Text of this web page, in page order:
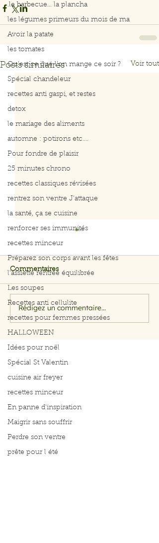
.le barbecue... la plancha
les légumes primeurs du mois de ma
Avoir la patate
les tomates
Qu’est ce que l’on mange ce soir ?
Spécial chandeleur
recettes anti gaspi, et restes
detox
le mariage des aliments
automne : potirons etc....
Pour fondre de plaisir
25 minutes chrono
recettes classiques révisées
rentrez son ventre J'attaque
la santé, ça se cuisine
renforcer ses immunités
recettes minceur
Préparez son corps avant les fêtes
l'assiette rentrée équilibrée
Les soupes
Recettes anti cellulite
recettes pour femmes pressées
HALLOWEEN
Idées pour noël
Spécial St Valentin
cuisine air freyer
recettes minceur
En panne d'inspiration
Maigrir sans souffrir
Perdre son ventre
prête pour l été
Posts similaires Voir tout
Filet de saumon aux
herbes et citron
Commentaires
Rédigez un commentaire...